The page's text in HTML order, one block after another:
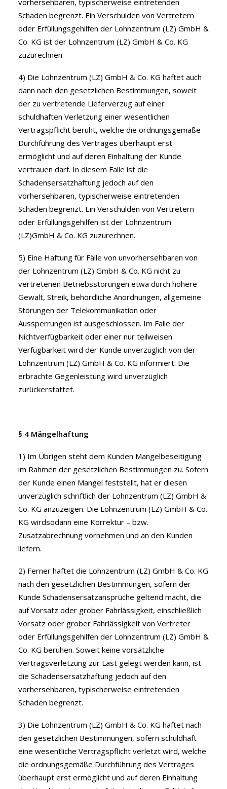
vorhersehbaren, typischerweise eintretenden
Schaden begrenzt. Ein Verschulden von Vertretern
oder Erfüllungsgehilfen der Lohnzentrum (LZ) GmbH &
Co. KG ist der Lohnzentrum (LZ) GmbH & Co. KG
zuzurechnen.
4) Die Lohnzentrum (LZ) GmbH & Co. KG haftet auch
dann nach den gesetzlichen Bestimmungen, soweit
der zu vertretende Lieferverzug auf einer
schuldhaften Verletzung einer wesentlichen
Vertragspflicht beruht, welche die ordnungsgemäße
Durchführung des Vertrages überhaupt erst
ermöglicht und auf deren Einhaltung der Kunde
vertrauen darf. In diesem Falle ist die
Schadensersatzhaftung jedoch auf den
vorhersehbaren, typischerweise eintretenden
Schaden begrenzt. Ein Verschulden von Vertretern
oder Erfüllungsgehilfen ist der Lohnzentrum
(LZ)GmbH & Co. KG zuzurechnen.
5) Eine Haftung für Fälle von unvorhersehbaren von
der Lohnzentrum (LZ) GmbH & Co. KG nicht zu
vertretenen Betriebsstörungen etwa durch höhere
Gewalt, Streik, behördliche Anordnungen, allgemeine
Störungen der Telekommunikation oder
Aussperrungen ist ausgeschlossen. Im Falle der
Nichtverfügbarkeit oder einer nur teilweisen
Verfügbarkeit wird der Kunde unverzüglich von der
Lohnzentrum (LZ) GmbH & Co. KG informiert. Die
erbrachte Gegenleistung wird unverzüglich
zurückerstattet.
§ 4 Mängelhaftung
1) Im Übrigen steht dem Kunden Mangelbeseitigung
im Rahmen der gesetzlichen Bestimmungen zu. Sofern
der Kunde einen Mangel feststellt, hat er diesen
unverzüglich schriftlich der Lohnzentrum (LZ) GmbH &
Co. KG anzuzeigen. Die Lohnzentrum (LZ) GmbH & Co.
KG wirdsodann eine Korrektur – bzw.
Zusatzabrechnung vornehmen und an den Kunden
liefern.
2) Ferner haftet die Lohnzentrum (LZ) GmbH & Co. KG
nach den gesetzlichen Bestimmungen, sofern der
Kunde Schadensersatzansprüche geltend macht, die
auf Vorsatz oder grober Fahrlässigkeit, einschließlich
Vorsatz oder grober Fahrlässigkeit von Vertreter
oder Erfüllungsgehilfen der Lohnzentrum (LZ) GmbH &
Co. KG beruhen. Soweit keine vorsätzliche
Vertragsverletzung zur Last gelegt werden kann, ist
die Schadensersatzhaftung jedoch auf den
vorhersehbaren, typischerweise eintretenden
Schaden begrenzt.
3) Die Lohnzentrum (LZ) GmbH & Co. KG haftet nach
den gesetzlichen Bestimmungen, sofern schuldhaft
eine wesentliche Vertragspflicht verletzt wird, welche
die ordnungsgemäße Durchführung des Vertrages
überhaupt erst ermöglicht und auf deren Einhaltung